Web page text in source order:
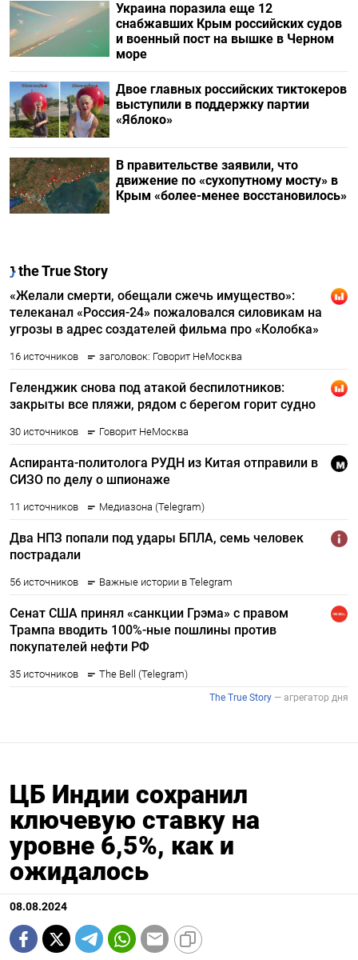
Украина поразила еще 12
снабжавших Крым российских судов
и военный пост на вышке в Черном
море
Двое главных российских тиктокеров
выступили в поддержку партии
«Яблоко»
В правительстве заявили, что
движение по «сухопутному мосту» в
Крым «более-менее восстановилось»
ЦБ Индии сохранил
ключевую ставку на
уровне 6,5%, как и
ожидалось
08.08.2024